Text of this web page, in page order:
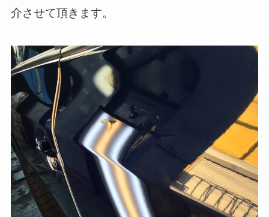
介させて頂きます。